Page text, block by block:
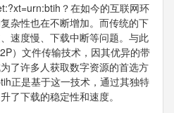
？在如今的互联网环
杂性也在不断增加。而传统的下
速度慢、下载中断等问题。与此
）文件传输技术，因其优异的带
了许多人获取数字资源的首选方
正是基于这一技术，通过其独特
了下载的稳定性和速度。